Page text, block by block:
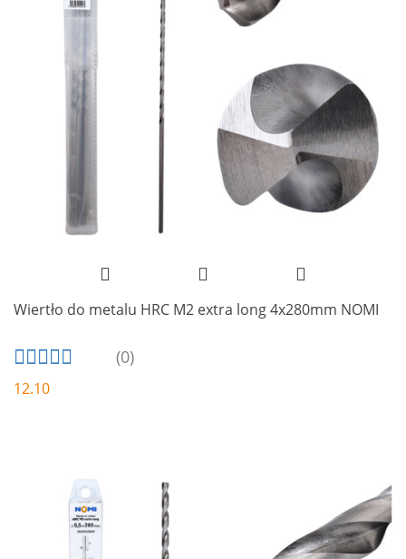
Wiertło do metalu HRC M2 extra long 4x280mm NOMI
(0)
12.10